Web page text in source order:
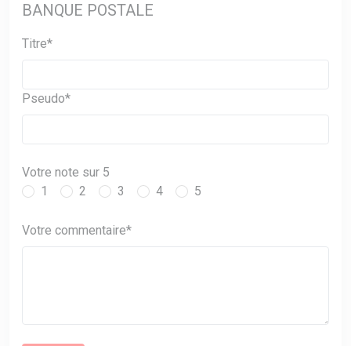
BANQUE POSTALE
Titre*
Pseudo*
Votre note sur 5
1
2 3 4 5
Votre commentaire*